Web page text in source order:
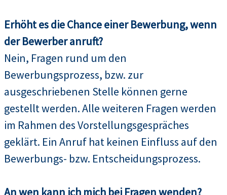
Erhöht es die Chance einer Bewerbung, wenn
der Bewerber anruft?
Nein, Fragen rund um den
Bewerbungsprozess, bzw. zur
ausgeschriebenen Stelle können gerne
gestellt werden. Alle weiteren Fragen werden
im Rahmen des Vorstellungsgespräches
geklärt. Ein Anruf hat keinen Einfluss auf den
Bewerbungs- bzw. Entscheidungsprozess.
An wen kann ich mich bei Fragen wenden?